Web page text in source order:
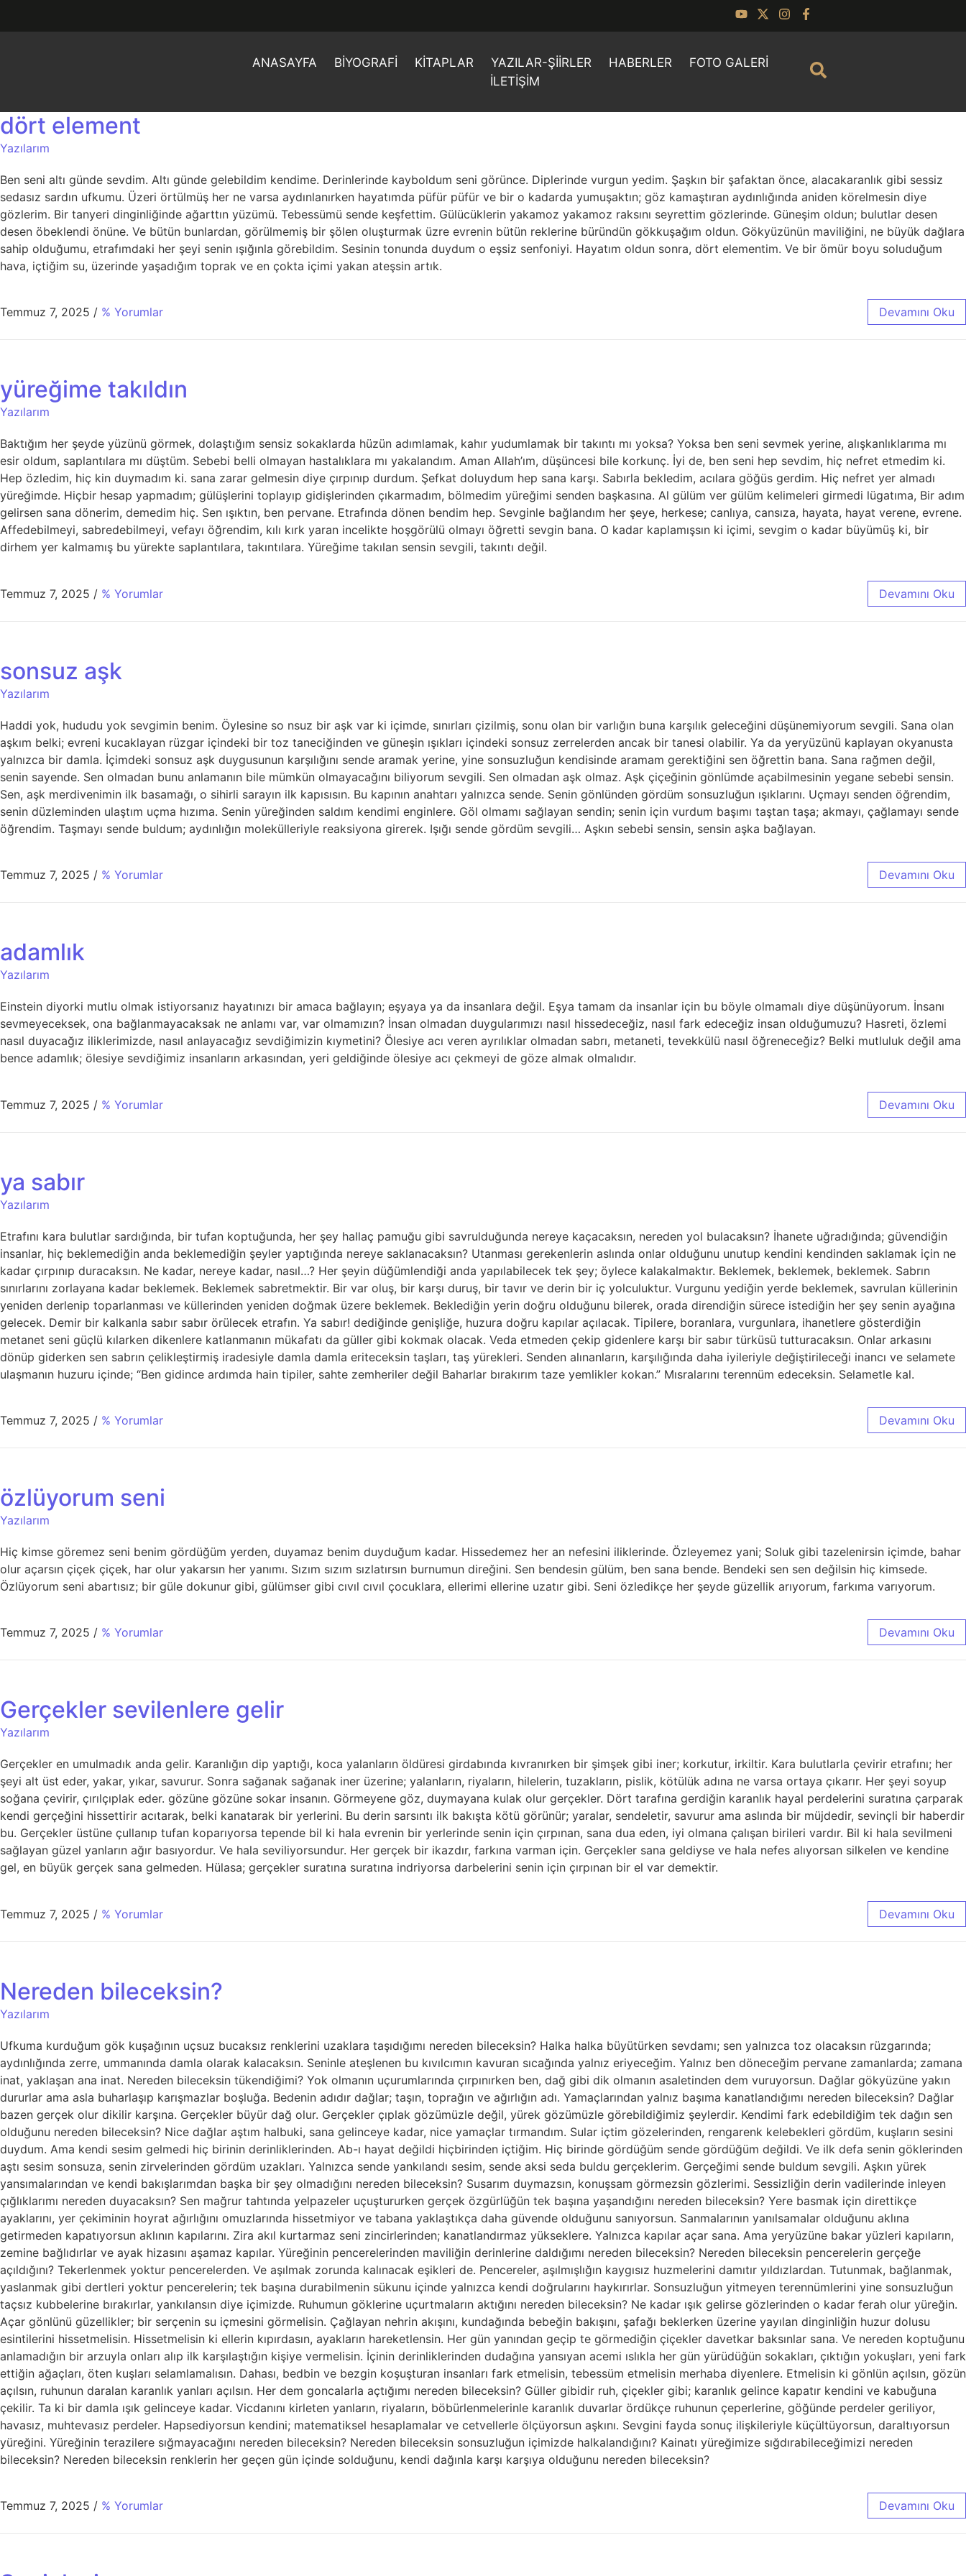
ANASAYFA BIYOGRAFI KITAPLAR YAZILAR-ŞIIRLER HABERLER
FOTO GALERI
İLETIŞIM
dört element
Yazılarım
Ben seni altı günde sevdim. Altı günde gelebildim kendime. Derinlerinde kayboldum seni görünce. Diplerinde vurgun yedim. Şaşkın bir şafaktan önce, alacakaranlık gibi sessiz
sedasız sardın ufkumu. Üzeri örtülmüş her ne varsa aydınlanırken hayatımda püfür püfür ve bir o kadarda yumuşaktın; göz kamaştıran aydınlığında aniden körelmesin diye
gözlerim. Bir tanyeri dinginliğinde ağarttın yüzümü. Tebessümü sende keşfettim. Gülücüklerin yakamoz yakamoz raksını seyrettim gözlerinde. Güneşim oldun; bulutlar desen
desen öbeklendi önüne. Ve bütün bunlardan, görülmemiş bir şölen oluşturmak üzre evrenin bütün reklerine büründün gökkuşağım oldun. Gökyüzünün maviliğini, ne büyük dağlara
sahip olduğumu, etrafımdaki her şeyi senin ışığınla görebildim. Sesinin tonunda duydum o eşsiz senfoniyi. Hayatım oldun sonra, dört elementim. Ve bir ömür boyu soluduğum
hava, içtiğim su, üzerinde yaşadığım toprak ve en çokta içimi yakan ateşsin artık.
Temmuz 7, 2025 / % Yorumlar Devamını Oku
yüreğime takıldın
Yazılarım
Baktığım her şeyde yüzünü görmek, dolaştığım sensiz sokaklarda hüzün adımlamak, kahır yudumlamak bir takıntı mı yoksa? Yoksa ben seni sevmek yerine, alışkanlıklarıma mı
esir oldum, saplantılara mı düştüm. Sebebi belli olmayan hastalıklara mı yakalandım. Aman Allah’ım, düşüncesi bile korkunç. İyi de, ben seni hep sevdim, hiç nefret etmedim ki.
Hep özledim, hiç kin duymadım ki. sana zarar gelmesin diye çırpınıp durdum. Şefkat doluydum hep sana karşı. Sabırla bekledim, acılara göğüs gerdim. Hiç nefret yer almadı
yüreğimde. Hiçbir hesap yapmadım; gülüşlerini toplayıp gidişlerinden çıkarmadım, bölmedim yüreğimi senden başkasına. Al gülüm ver gülüm kelimeleri girmedi lügatıma, Bir adım
gelirsen sana dönerim, demedim hiç. Sen ışıktın, ben pervane. Etrafında dönen bendim hep. Sevginle bağlandım her şeye, herkese; canlıya, cansıza, hayata, hayat verene, evrene.
Affedebilmeyi, sabredebilmeyi, vefayı öğrendim, kılı kırk yaran incelikte hoşgörülü olmayı öğretti sevgin bana. O kadar kaplamışsın ki içimi, sevgim o kadar büyümüş ki, bir
dirhem yer kalmamış bu yürekte saplantılara, takıntılara. Yüreğime takılan sensin sevgili, takıntı değil.
Temmuz 7, 2025 / % Yorumlar Devamını Oku
sonsuz aşk
Yazılarım
Haddi yok, hududu yok sevgimin benim. Öylesine so nsuz bir aşk var ki içimde, sınırları çizilmiş, sonu olan bir varlığın buna karşılık geleceğini düşünemiyorum sevgili. Sana olan
aşkım belki; evreni kucaklayan rüzgar içindeki bir toz taneciğinden ve güneşin ışıkları içindeki sonsuz zerrelerden ancak bir tanesi olabilir. Ya da yeryüzünü kaplayan okyanusta
yalnızca bir damla. İçimdeki sonsuz aşk duygusunun karşılığını sende aramak yerine, yine sonsuzluğun kendisinde aramam gerektiğini sen öğrettin bana. Sana rağmen değil,
senin sayende. Sen olmadan bunu anlamanın bile mümkün olmayacağını biliyorum sevgili. Sen olmadan aşk olmaz. Aşk çiçeğinin gönlümde açabilmesinin yegane sebebi sensin.
Sen, aşk merdivenimin ilk basamağı, o sihirli sarayın ilk kapısısın. Bu kapının anahtarı yalnızca sende. Senin gönlünden gördüm sonsuzluğun ışıklarını. Uçmayı senden öğrendim,
senin düzleminden ulaştım uçma hızıma. Senin yüreğinden saldım kendimi enginlere. Göl olmamı sağlayan sendin; senin için vurdum başımı taştan taşa; akmayı, çağlamayı sende
öğrendim. Taşmayı sende buldum; aydınlığın molekülleriyle reaksiyona girerek. Işığı sende gördüm sevgili… Aşkın sebebi sensin, sensin aşka bağlayan.
Temmuz 7, 2025 / % Yorumlar Devamını Oku
adamlık
Yazılarım
Einstein diyorki mutlu olmak istiyorsanız hayatınızı bir amaca bağlayın; eşyaya ya da insanlara değil. Eşya tamam da insanlar için bu böyle olmamalı diye düşünüyorum. İnsanı
sevmeyeceksek, ona bağlanmayacaksak ne anlamı var, var olmamızın? İnsan olmadan duygularımızı nasıl hissedeceğiz, nasıl fark edeceğiz insan olduğumuzu? Hasreti, özlemi
nasıl duyacağız iliklerimizde, nasıl anlayacağız sevdiğimizin kıymetini? Ölesiye acı veren ayrılıklar olmadan sabrı, metaneti, tevekkülü nasıl öğreneceğiz? Belki mutluluk değil ama
bence adamlık; ölesiye sevdiğimiz insanların arkasından, yeri geldiğinde ölesiye acı çekmeyi de göze almak olmalıdır.
Temmuz 7, 2025 / % Yorumlar Devamını Oku
ya sabır
Yazılarım
Etrafını kara bulutlar sardığında, bir tufan koptuğunda, her şey hallaç pamuğu gibi savrulduğunda nereye kaçacaksın, nereden yol bulacaksın? İhanete uğradığında; güvendiğin
insanlar, hiç beklemediğin anda beklemediğin şeyler yaptığında nereye saklanacaksın? Utanması gerekenlerin aslında onlar olduğunu unutup kendini kendinden saklamak için ne
kadar çırpınıp duracaksın. Ne kadar, nereye kadar, nasıl…? Her şeyin düğümlendiği anda yapılabilecek tek şey; öylece kalakalmaktır. Beklemek, beklemek, beklemek. Sabrın
sınırlarını zorlayana kadar beklemek. Beklemek sabretmektir. Bir var oluş, bir karşı duruş, bir tavır ve derin bir iç yolculuktur. Vurgunu yediğin yerde beklemek, savrulan küllerinin
yeniden derlenip toparlanması ve küllerinden yeniden doğmak üzere beklemek. Beklediğin yerin doğru olduğunu bilerek, orada direndiğin sürece istediğin her şey senin ayağına
gelecek. Demir bir kalkanla sabır sabır örülecek etrafın. Ya sabır! dediğinde genişliğe, huzura doğru kapılar açılacak. Tipilere, boranlara, vurgunlara, ihanetlere gösterdiğin
metanet seni güçlü kılarken dikenlere katlanmanın mükafatı da güller gibi kokmak olacak. Veda etmeden çekip gidenlere karşı bir sabır türküsü tutturacaksın. Onlar arkasını
dönüp giderken sen sabrın çelikleştirmiş iradesiyle damla damla eriteceksin taşları, taş yürekleri. Senden alınanların, karşılığında daha iyileriyle değiştirileceği inancı ve selamete
ulaşmanın huzuru içinde; “Ben gidince ardımda hain tipiler, sahte zemheriler değil Baharlar bırakırım taze yemlikler kokan.” Mısralarını terennüm edeceksin. Selametle kal.
Temmuz 7, 2025 / % Yorumlar Devamını Oku
özlüyorum seni
Yazılarım
Hiç kimse göremez seni benim gördüğüm yerden, duyamaz benim duyduğum kadar. Hissedemez her an nefesini iliklerinde. Özleyemez yani; Soluk gibi tazelenirsin içimde, bahar
olur açarsın çiçek çiçek, har olur yakarsın her yanımı. Sızım sızım sızlatırsın burnumun direğini. Sen bendesin gülüm, ben sana bende. Bendeki sen sen değilsin hiç kimsede.
Özlüyorum seni abartısız; bir güle dokunur gibi, gülümser gibi cıvıl cıvıl çocuklara, ellerimi ellerine uzatır gibi. Seni özledikçe her şeyde güzellik arıyorum, farkıma varıyorum.
Temmuz 7, 2025 / % Yorumlar Devamını Oku
Gerçekler sevilenlere gelir
Yazılarım
Gerçekler en umulmadık anda gelir. Karanlığın dip yaptığı, koca yalanların öldüresi girdabında kıvranırken bir şimşek gibi iner; korkutur, irkiltir. Kara bulutlarla çevirir etrafını; her
şeyi alt üst eder, yakar, yıkar, savurur. Sonra sağanak sağanak iner üzerine; yalanların, riyaların, hilelerin, tuzakların, pislik, kötülük adına ne varsa ortaya çıkarır. Her şeyi soyup
soğana çevirir, çırılçıplak eder. gözüne gözüne sokar insanın. Görmeyene göz, duymayana kulak olur gerçekler. Dört tarafına gerdiğin karanlık hayal perdelerini suratına çarparak
kendi gerçeğini hissettirir acıtarak, belki kanatarak bir yerlerini. Bu derin sarsıntı ilk bakışta kötü görünür; yaralar, sendeletir, savurur ama aslında bir müjdedir, sevinçli bir haberdir
bu. Gerçekler üstüne çullanıp tufan koparıyorsa tepende bil ki hala evrenin bir yerlerinde senin için çırpınan, sana dua eden, iyi olmana çalışan birileri vardır. Bil ki hala sevilmeni
sağlayan güzel yanların ağır basıyordur. Ve hala seviliyorsundur. Her gerçek bir ikazdır, farkına varman için. Gerçekler sana geldiyse ve hala nefes alıyorsan silkelen ve kendine
gel, en büyük gerçek sana gelmeden. Hülasa; gerçekler suratına suratına indriyorsa darbelerini senin için çırpınan bir el var demektir.
Temmuz 7, 2025 / % Yorumlar Devamını Oku
Nereden bileceksin?
Yazılarım
Ufkuma kurduğum gök kuşağının uçsuz bucaksız renklerini uzaklara taşıdığımı nereden bileceksin? Halka halka büyütürken sevdamı; sen yalnızca toz olacaksın rüzgarında;
aydınlığında zerre, ummanında damla olarak kalacaksın. Seninle ateşlenen bu kıvılcımın kavuran sıcağında yalnız eriyeceğim. Yalnız ben döneceğim pervane zamanlarda; zamana
inat, yaklaşan ana inat. Nereden bileceksin tükendiğimi? Yok olmanın uçurumlarında çırpınırken ben, dağ gibi dik olmanın asaletinden dem vuruyorsun. Dağlar gökyüzüne yakın
dururlar ama asla buharlaşıp karışmazlar boşluğa. Bedenin adıdır dağlar; taşın, toprağın ve ağırlığın adı. Yamaçlarından yalnız başıma kanatlandığımı nereden bileceksin? Dağlar
bazen gerçek olur dikilir karşına. Gerçekler büyür dağ olur. Gerçekler çıplak gözümüzle değil, yürek gözümüzle görebildiğimiz şeylerdir. Kendimi fark edebildiğim tek dağın sen
olduğunu nereden bileceksin? Nice dağlar aştım halbuki, sana gelinceye kadar, nice yamaçlar tırmandım. Sular içtim gözelerinden, rengarenk kelebekleri gördüm, kuşların sesini
duydum. Ama kendi sesim gelmedi hiç birinin derinliklerinden. Ab-ı hayat değildi hiçbirinden içtiğim. Hiç birinde gördüğüm sende gördüğüm değildi. Ve ilk defa senin göklerinden
aştı sesim sonsuza, senin zirvelerinden gördüm uzakları. Yalnızca sende yankılandı sesim, sende aksi seda buldu gerçeklerim. Gerçeğimi sende buldum sevgili. Aşkın yürek
yansımalarından ve kendi bakışlarımdan başka bir şey olmadığını nereden bileceksin? Susarım duymazsın, konuşsam görmezsin gözlerimi. Sessizliğin derin vadilerinde inleyen
çığlıklarımı nereden duyacaksın? Sen mağrur tahtında yelpazeler uçuştururken gerçek özgürlüğün tek başına yaşandığını nereden bileceksin? Yere basmak için direttikçe
ayaklarını, yer çekiminin hoyrat ağırlığını omuzlarında hissetmiyor ve tabana yaklaştıkça daha güvende olduğunu sanıyorsun. Sanmalarının yanılsamalar olduğunu aklına
getirmeden kapatıyorsun aklının kapılarını. Zira akıl kurtarmaz seni zincirlerinden; kanatlandırmaz yükseklere. Yalnızca kapılar açar sana. Ama yeryüzüne bakar yüzleri kapıların,
zemine bağlıdırlar ve ayak hizasını aşamaz kapılar. Yüreğinin pencerelerinden maviliğin derinlerine daldığımı nereden bileceksin? Nereden bileceksin pencerelerin gerçeğe
açıldığını? Tekerlenmek yoktur pencerelerden. Ve aşılmak zorunda kalınacak eşikleri de. Pencereler, aşılmışlığın kaygısız huzmelerini damıtır yıldızlardan. Tutunmak, bağlanmak,
yaslanmak gibi dertleri yoktur pencerelerin; tek başına durabilmenin sükunu içinde yalnızca kendi doğrularını haykırırlar. Sonsuzluğun yitmeyen terennümlerini yine sonsuzluğun
taçsız kubbelerine bırakırlar, yankılansın diye içimizde. Ruhumun göklerine uçurtmaların aktığını nereden bileceksin? Ne kadar ışık gelirse gözlerinden o kadar ferah olur yüreğin.
Açar gönlünü güzellikler; bir serçenin su içmesini görmelisin. Çağlayan nehrin akışını, kundağında bebeğin bakışını, şafağı beklerken üzerine yayılan dinginliğin huzur dolusu
esintilerini hissetmelisin. Hissetmelisin ki ellerin kıpırdasın, ayakların hareketlensin. Her gün yanından geçip te görmediğin çiçekler davetkar baksınlar sana. Ve nereden koptuğunu
anlamadığın bir arzuyla onları alıp ilk karşılaştığın kişiye vermelisin. İçinin derinliklerinden dudağına yansıyan acemi ıslıkla her gün yürüdüğün sokakları, çıktığın yokuşları, yeni fark
ettiğin ağaçları, öten kuşları selamlamalısın. Dahası, bedbin ve bezgin koşuşturan insanları fark etmelisin, tebessüm etmelisin merhaba diyenlere. Etmelisin ki gönlün açılsın, gözün
açılsın, ruhunun daralan karanlık yanları açılsın. Her dem goncalarla açtığımı nereden bileceksin? Güller gibidir ruh, çiçekler gibi; karanlık gelince kapatır kendini ve kabuğuna
çekilir. Ta ki bir damla ışık gelinceye kadar. Vicdanını kirleten yanların, riyaların, böbürlenmelerinle karanlık duvarlar ördükçe ruhunun çeperlerine, göğünde perdeler geriliyor,
havasız, muhtevasız perdeler. Hapsediyorsun kendini; matematiksel hesaplamalar ve cetvellerle ölçüyorsun aşkını. Sevgini fayda sonuç ilişkileriyle küçültüyorsun, daraltıyorsun
yüreğini. Yüreğinin terazilere sığmayacağını nereden bileceksin? Nereden bileceksin sonsuzluğun içimizde halkalandığını? Kainatı yüreğimize sığdırabileceğimizi nereden
bileceksin? Nereden bileceksin renklerin her geçen gün içinde solduğunu, kendi dağınla karşı karşıya olduğunu nereden bileceksin?
Temmuz 7, 2025 / % Yorumlar Devamını Oku